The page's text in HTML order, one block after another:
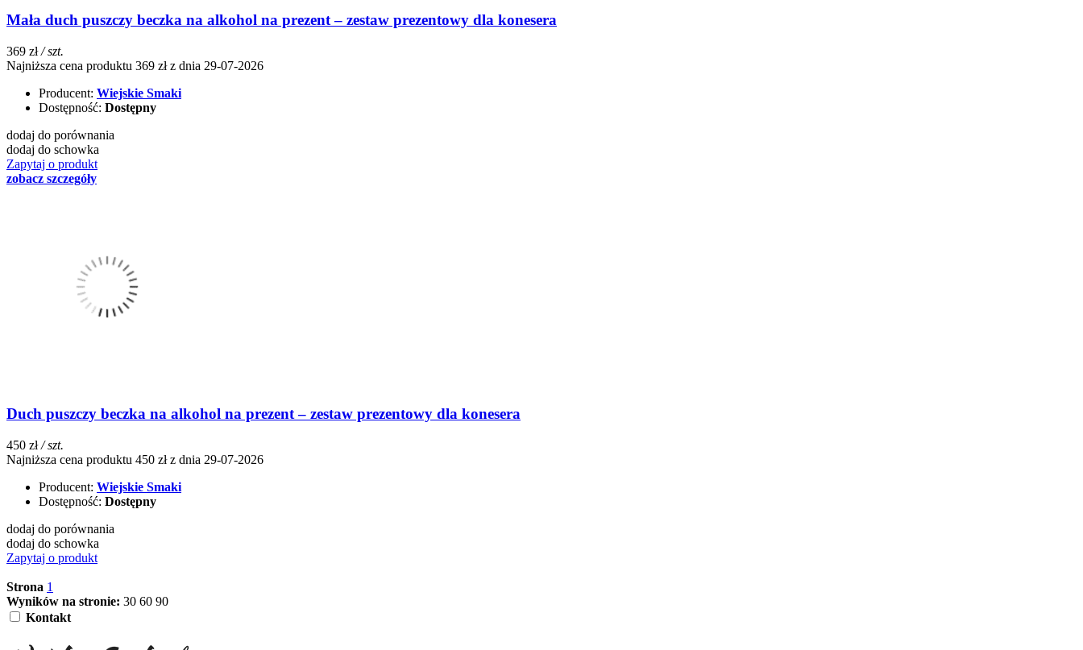
Mała duch puszczy beczka na alkohol na prezent – zestaw prezentowy dla konesera
369 zł / szt.
Najniższa cena produktu 369 zł z dnia 29-07-2026
Producent: Wiejskie Smaki
Dostępność: Dostępny
dodaj do porównania
dodaj do schowka
Zapytaj o produkt
zobacz szczegóły
Duch puszczy beczka na alkohol na prezent – zestaw prezentowy dla konesera
450 zł / szt.
Najniższa cena produktu 450 zł z dnia 29-07-2026
Producent: Wiejskie Smaki
Dostępność: Dostępny
dodaj do porównania
dodaj do schowka
Zapytaj o produkt
Strona 1
Wyników na stronie: 30 60 90
Kontakt